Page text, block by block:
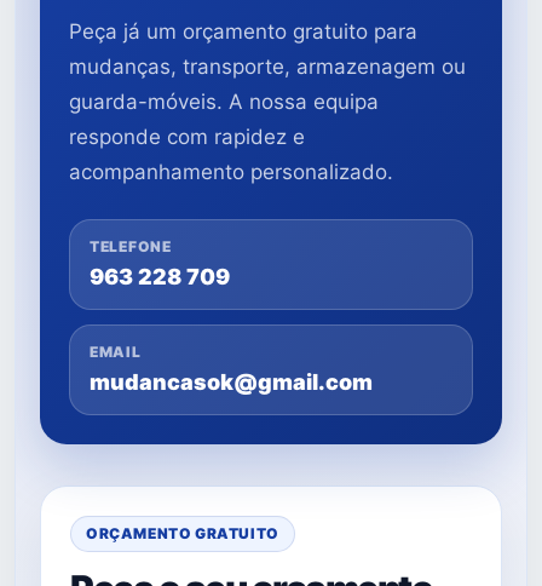
Peça já um orçamento gratuito para
mudanças, transporte, armazenagem ou
guarda-móveis. A nossa equipa
responde com rapidez e
acompanhamento personalizado.
TELEFONE
963 228 709
EMAIL
mudancasok@gmail.com
ORÇAMENTO GRATUITO